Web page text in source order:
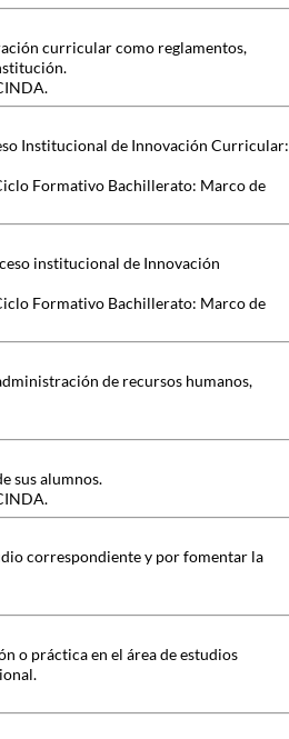
curricular como reglamentos,
Institucional de Innovación Curricular:
Formativo Bachillerato: Marco de
institucional de Innovación
Formativo Bachillerato: Marco de
de recursos humanos,
sus alumnos.
correspondiente y por fomentar la
o práctica en el área de estudios